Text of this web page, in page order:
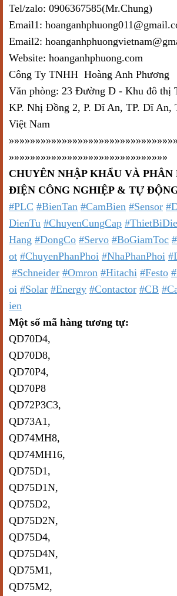
Tel/zalo: 0906367585(Mr.Chung)
Email1:
Email2:
Website: hoanganhphuong.com
Công Ty TNHH Hoàng Anh Phương
Văn phòng: 23 Đường D - Khu đô thị
KP. Nhị Đồng 2, P. Dĩ An, TP. Dĩ An,
Việt Nam
»»»»»»»»»»»»»»»»»»»»»»»»»»»»»»
CHUYÊN NHẬP KHẨU VÀ
ĐIỆN CÔNG NGHIỆP & TỰ
#PLC #BienTan #CamBien #Sensor
DienTu #ChuyenCungCap
Hang #DongCo #Servo #BoGiamToc
ot #ChuyenPhanPhoi #NhaPhanPhoi
#Schneider #Omron #Hitachi #Festo
oi #Solar #Energy #Contactor #CB
ien
Một số mã hàng tương tự:
QD70D4,
QD70D8,
QD70P4,
QD70P8
QD72P3C3,
QD73A1,
QD74MH8,
QD74MH16,
QD75D1,
QD75D1N,
QD75D2,
QD75D2N,
QD75D4,
QD75D4N,
QD75M1,
QD75M2,